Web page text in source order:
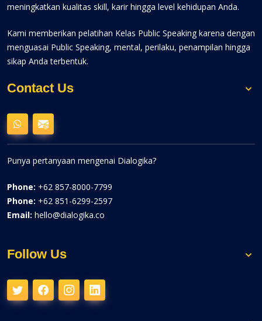
meningkatkan kualitas skill, karir hingga level kehidupan Anda.
Kami memberikan pelatihan Kelas Public Speaking karena dengan
menguasai Public Speaking, mental, perilaku, penampilan hingga
sikap Anda terbentuk.
Contact Us
Punya pertanyaan mengenai Dialogika?
Phone: +62 857-8000-7799
Phone: +62 851-6299-2597
Email: hello@dialogika.co
Follow Us